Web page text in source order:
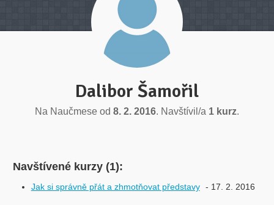
Dalibor Šamořil
Na Naučmese od 8. 2. 2016. Navštívil/a 1 kurz.
Navštívené kurzy (1):
Jak si správně přát a zhmotňovat představy - 17. 2. 2016